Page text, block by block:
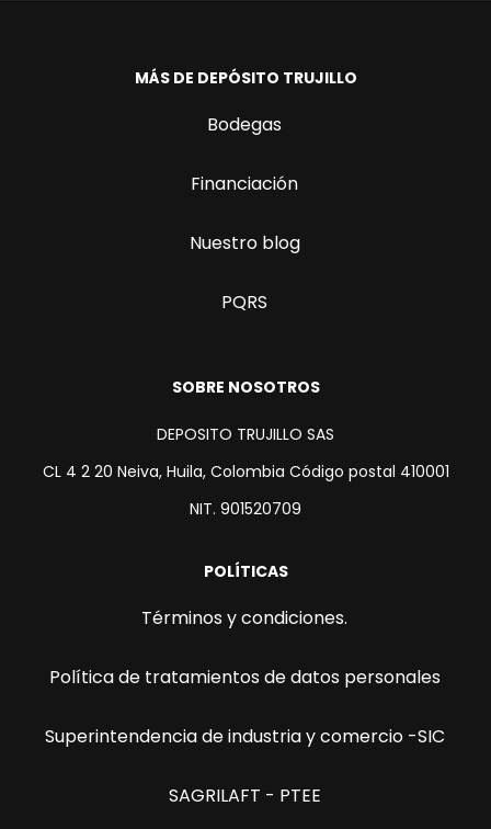
MÁS DE DEPÓSITO TRUJILLO
Bodegas
Financiación
Nuestro blog
PQRS
SOBRE NOSOTROS
DEPOSITO TRUJILLO SAS
CL 4 2 20 Neiva, Huila, Colombia Código postal 410001
NIT. 901520709
POLÍTICAS
Términos y condiciones.
Política de tratamientos de datos personales
Superintendencia de industria y comercio -SIC
SAGRILAFT - PTEE